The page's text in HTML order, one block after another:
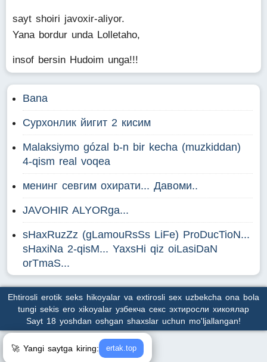
sayt shoiri javoxir-aliyor.
Yana bordur unda Lolletaho,
insof bersin Hudoim unga!!!
Bana
Сурхонлик йигит 2 кисим
Malaksiymo gózal b-n bir kecha (muzkiddan)
4-qism real voqea
менинг севгим охирати... Давоми..
JAVOHIR ALYORga...
sHaxRuzZz (gLamouRsSs LiFe) ProDucTioN...
sHaxiNa 2-qisM... YaxsHi qiz oiLasiDaN
orTmaS...
Ehtirosli erotik seks hikoyalar va extirosli sex uzbekcha ona bola
tungi sekis ero xikoyalar узбекча секс эхтиросли хикоялар
Sayt 18 yoshdan oshgan shaxslar uchun mo'ljallangan!
🚀 Yangi saytga kiring: ertak.top